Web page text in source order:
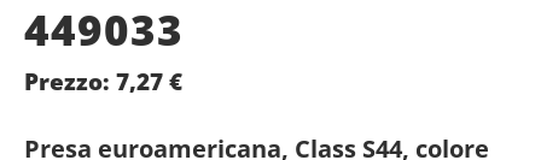
449033
Prezzo: 7,27€
Presa euroamericana, Class S44, colore